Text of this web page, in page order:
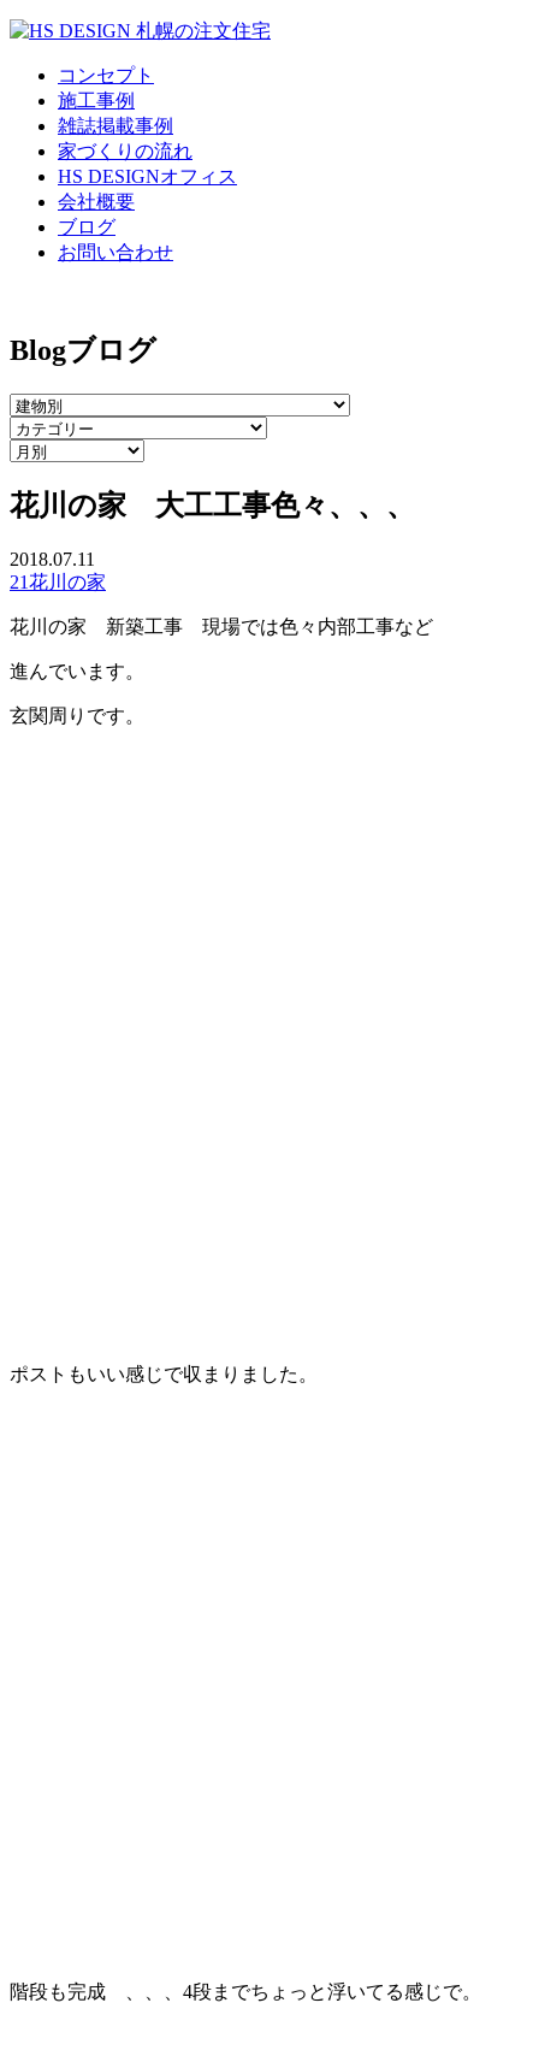
コンセプト
施工事例
雑誌掲載事例
家づくりの流れ
HS DESIGNオフィス
会社概要
ブログ
お問い合わせ
Blogブログ
花川の家 大工工事色々、、、
2018.07.11
21花川の家
花川の家 新築工事 現場では色々内部工事など
進んでいます。
玄関周りです。
ポストもいい感じで収まりました。
階段も完成 、、、4段までちょっと浮いてる感じで。